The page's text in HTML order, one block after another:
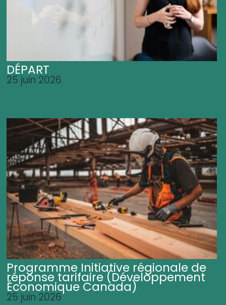
DÉPART
25 juin 2026
Programme Initiative régionale de
réponse tarifaire (Développement
Économique Canada)
25 juin 2026